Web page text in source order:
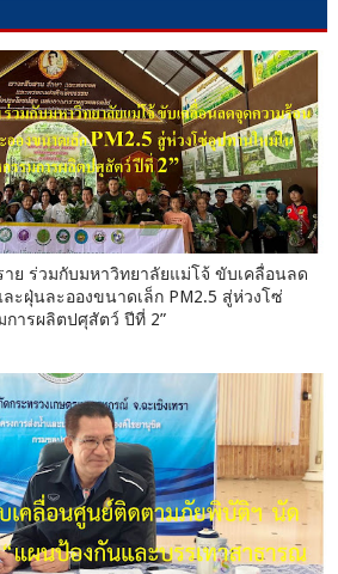
าย ร่วมกับมหาวิทยาลัยแม่โจ้ ขับเคลื่อนลด
ะฝุ่นละอองขนาดเล็ก PM2.5 สู่ห่วงโซ่
ารผลิตปศุสัตว์ ปีที่ 2”